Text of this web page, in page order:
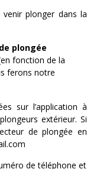
plonger dans la
plongée
fonction de la
ferons notre
sur l’application à
extérieur. Si
de plongée en
de téléphone et